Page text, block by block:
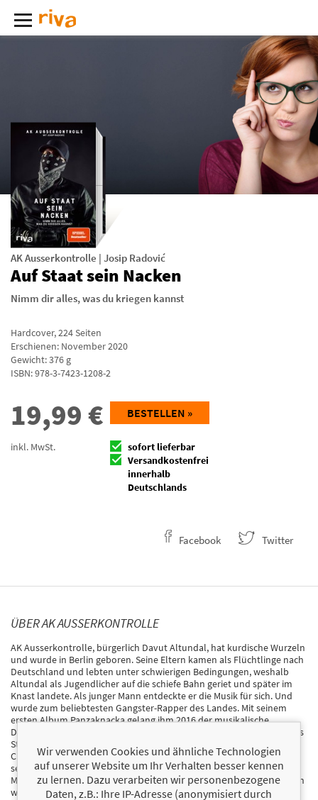
AK Ausserkontrolle | Josip Radović
Auf Staat sein Nacken
Nimm dir alles, was du kriegen kannst
Hardcover,224Seiten
Erschienen: November 2020
Gewicht: 376 g
ISBN:978-3-7423-1208-2
19,99 €
inkl. MwSt.
BESTELLEN »
sofort lieferbar
Versandkostenfrei
innerhalb
Deutschlands
Facebook Twitter
ÜBER AK AUSSERKONTROLLE
AK Ausserkontrolle, bürgerlich Davut Altundal, hat kurdische Wurzeln
und wurde in Berlin geboren. Seine Eltern kamen als Flüchtlinge nach
Deutschland und lebten unter schwierigen Bedingungen, weshalb
Altundal als Jugendlicher auf die schiefe Bahn geriet und später im
Knast landete. Als junger Mann entdeckte er die Musik für sich. Und
wurde zum beliebtesten Gangster-Rapper des Landes. Mit seinem
ersten Album Panzaknacka gelang ihm 2016 der musikalische
Durchbruch. Im August 2020 veröffentlichte er sein inzwischen viertes
Studioalbum A.S.S.N.2 und landete an der Spitze der deutschen
Charts. Altundal tritt seit Beginn seiner Karriere vermummt auf, um
seine Identität zu schützen und machte so das Bandana zu seinem
Markenzeichen. Josip Radović, geb. 1984 in Bosnien, kam mit 9 Jahren
während des Jugoslawienkriegs als Flüchtling nach Deutschland.
Wir verwenden Cookies und ähnliche Technologien
auf unserer Website um Ihr Verhalten besser kennen
zu lernen. Dazu verarbeiten wir personenbezogene
Daten, z.B.: Ihre IP-Adresse (anonymisiert durch